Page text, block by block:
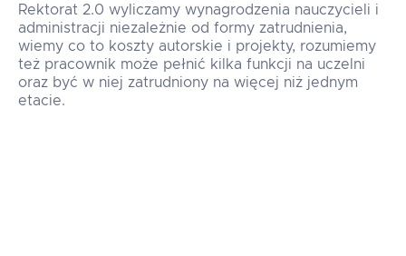
Rektorat 2.0 wyliczamy wynagrodzenia nauczycieli i
administracji niezależnie od formy zatrudnienia,
wiemy co to koszty autorskie i projekty, rozumiemy
też pracownik może pełnić kilka funkcji na uczelni
oraz być w niej zatrudniony na więcej niż jednym
etacie.